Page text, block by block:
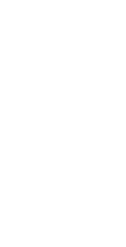
con
su
el alto
servicios
como
en
para
tipo.